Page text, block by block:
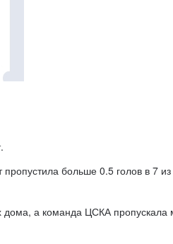
больше 0.5 голов в 7
а команда ЦСКА пропускала